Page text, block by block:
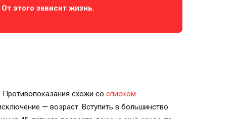
этого зависит жизнь.
схожи со списком
— возраст. Вступить в большинство